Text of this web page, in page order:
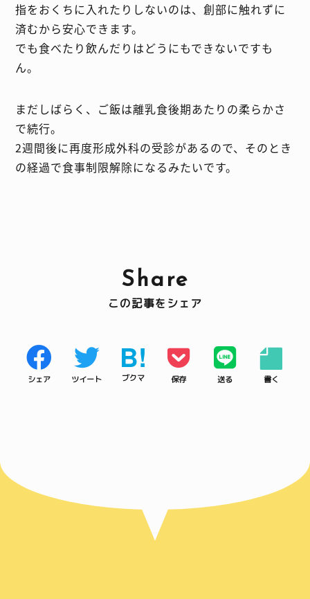
指をおくちに入れたりしないのは、創部に触れずに
済むから安心できます。
でも食べたり飲んだりはどうにもできないですも
ん。
まだしばらく、ご飯は離乳食後期あたりの柔らかさ
で続行。
2週間後に再度形成外科の受診があるので、そのとき
の経過で食事制限解除になるみたいです。
Share
この記事をシェア
シェア ツイート
B!
ブクマ 保存 送る 書く